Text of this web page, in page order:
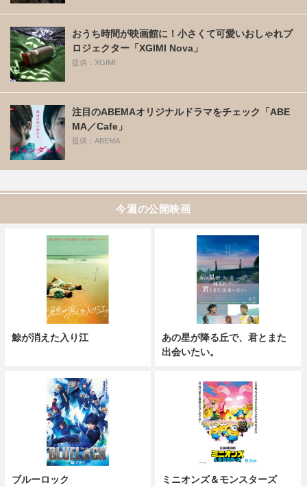
おうち時間が映画館に！小さくて可愛いおしゃれプ
ロジェクター「XGIMI Nova」
提供：XGIMI
注目のABEMAオリジナルドラマをチェック「ABE
MA／Cafe」
提供：ABEMA
今週の公開映画
鯨が消えた入り江
あの星が降る丘で、君とまた
出会いたい。
ブルーロック ミニオンズ＆モンスターズ